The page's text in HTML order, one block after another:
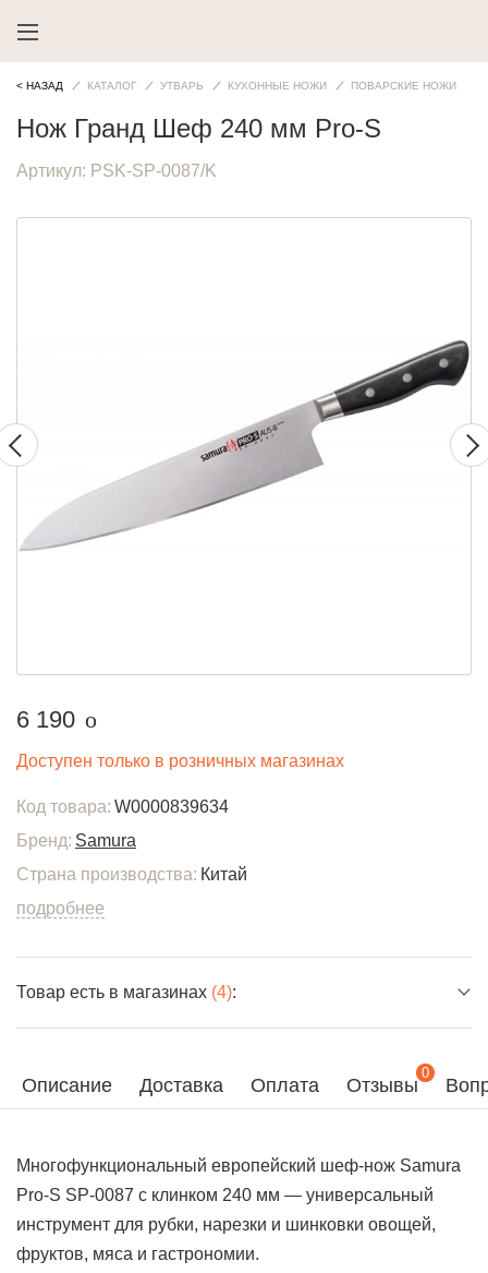
< НАЗАД КАТАЛОГ УТВАРЬ КУХОННЫЕ НОЖИ ПОВАРСКИЕ НОЖИ
Описание Доставка Оплата Отзывы
0
Многофункциональный европейский шеф-нож Samura
Pro-S SP-0087 с клинком 240 мм — универсальный
инструмент для рубки, нарезки и шинковки овощей,
фруктов, мяса и гастрономии.
Нож Гранд Шеф 240 мм Pro-S
Артикул: PSK-SP-0087/K
6 190 руб.
o
Доступен только в розничных магазинах
Код товара: W0000839634
Бренд: Samura
Страна производства: Китай
подробнее
Товар есть в магазинах (4):